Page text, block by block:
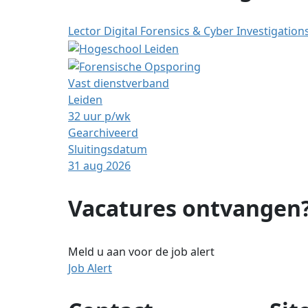
Lector Digital Forensics & Cyber
Vast dienstverband
Leiden
32 uur p/wk
Gearchiveerd
Sluitingsdatum
31 aug 2026
Vacatures
Meld u aan voor de job alert
Job Alert